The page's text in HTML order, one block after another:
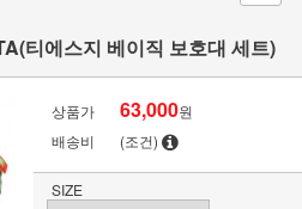
티에스지 베이직 보호대 세트)
상품가 63,000원
배송비
(조건)
SIZE